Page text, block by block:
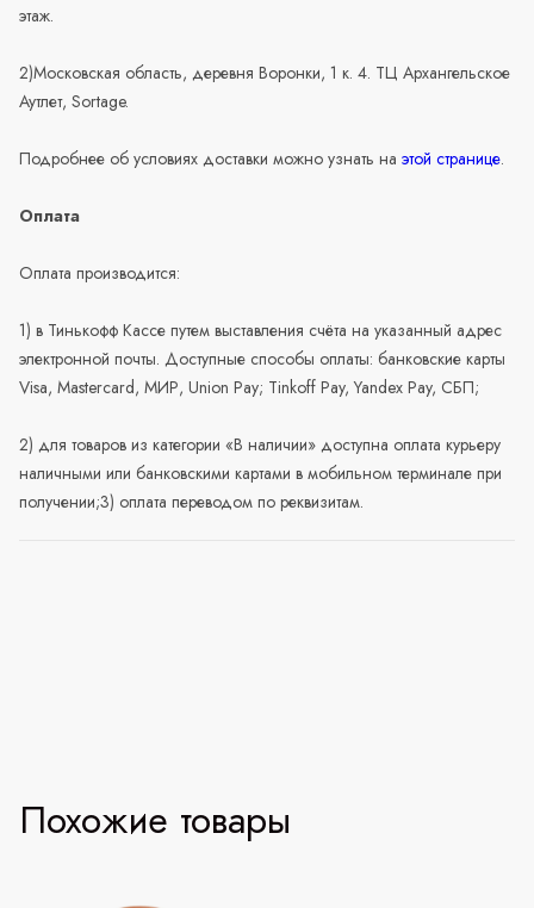
этаж.
2)Московская область, деревня Воронки, 1 к. 4. ТЦ Архангельское
Аутлет, Sortage.
Подробнее об условиях доставки можно узнать на этой странице.
Оплата
Оплата производится:
1) в Тинькофф Кассе путем выставления счёта на указанный адрес
электронной почты. Доступные способы оплаты: банковские карты
Visa, Mastercard, МИР, Union Pay; Tinkoff Pay, Yandex Pay, СБП;
2) для товаров из категории «В наличии» доступна оплата курьеру
наличными или банковскими картами в мобильном терминале при
получении;3) оплата переводом по реквизитам.
Похожие товары